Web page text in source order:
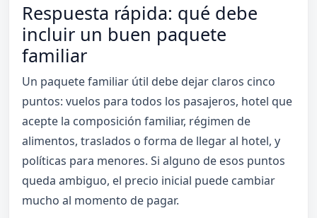
Respuesta rápida: qué debe
incluir un buen paquete
familiar
Un paquete familiar útil debe dejar claros cinco
puntos: vuelos para todos los pasajeros, hotel que
acepte la composición familiar, régimen de
alimentos, traslados o forma de llegar al hotel, y
políticas para menores. Si alguno de esos puntos
queda ambiguo, el precio inicial puede cambiar
mucho al momento de pagar.